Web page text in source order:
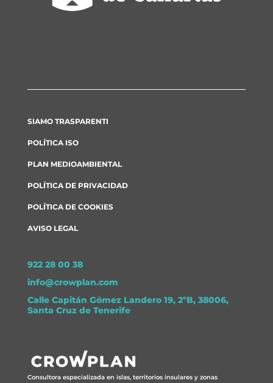
SIAMO TRASPARENTI
POLÍTICA ISO
PLAN MEDIOAMBIENTAL
POLÍTICA DE PRIVACIDAD
POLÍTICA DE COOKIES
AVISO LEGAL
922 28 00 38
info@crowplan.com
Calle Capitán Gómez Landero 19, 2ºB, 38006,
Santa Cruz de Tenerife
Consultora especializada en islas, territorios insulares y zonas